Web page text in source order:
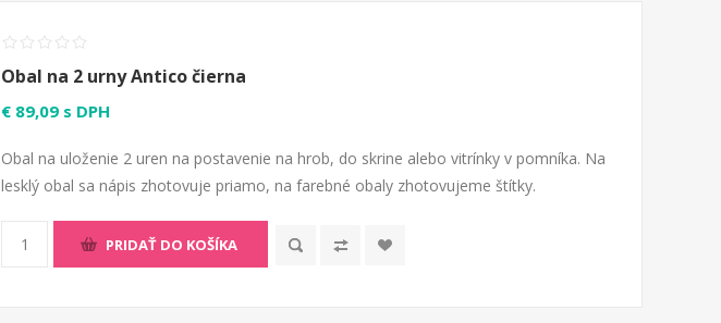
Obal na 2 urny Antico čierna
€ 89,09 s DPH
Obal na uloženie 2 uren na postavenie na hrob, do skrine alebo vitrínky v pomníka. Na
lesklý obal sa nápis zhotovuje priamo, na farebné obaly zhotovujeme štítky.
PRIDAŤ DO KOŠÍKA